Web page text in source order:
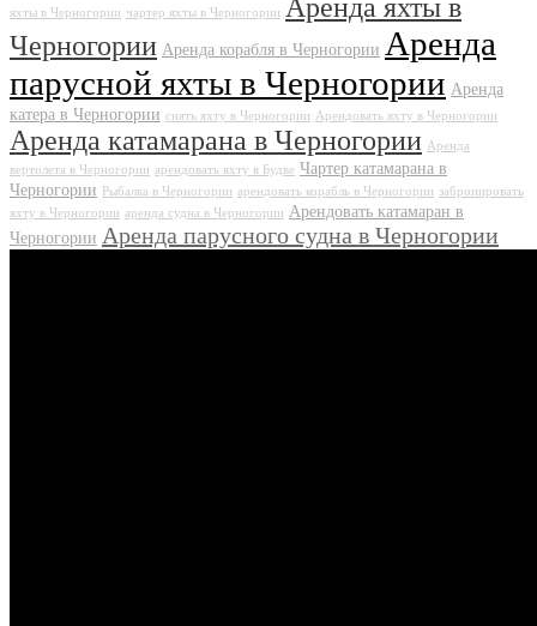
яхты в Черногории чартер яхты в Черногории
Аренда яхты в
Черногории Аренда корабля в Черногории Аренда
парусной яхты в Черногории Аренда
катера в Черногории снять яхту в Черногории Арендовать яхту в Черногории
Аренда катамарана в Черногории Аренда
вертолета в Черногории арендовать яхту в Будве Чартер катамарана в
Черногории
Рыбалка в Черногории арендовать корабль в Черногории забронировать
яхту в Черногории аренда судна в Черногории Арендовать катамаран в
Черногории Аренда парусного судна в Черногории